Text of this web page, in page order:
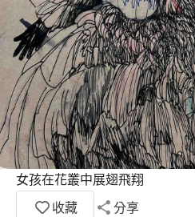
女孩在花叢中展翅飛翔
收藏
分享